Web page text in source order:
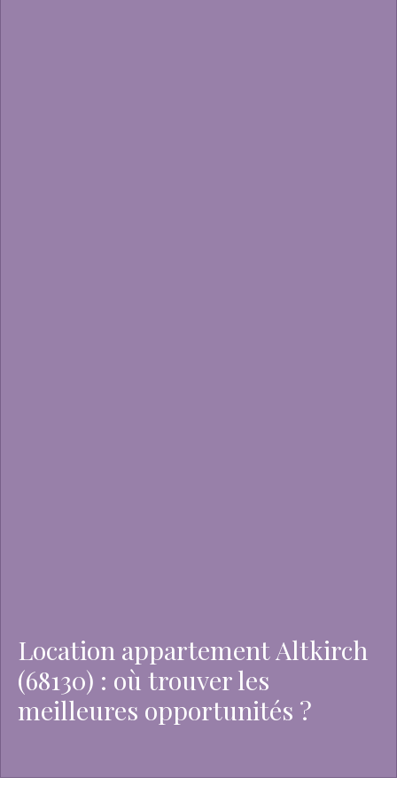
Location appartement Altkirch
(68130) : où trouver les
meilleures opportunités ?